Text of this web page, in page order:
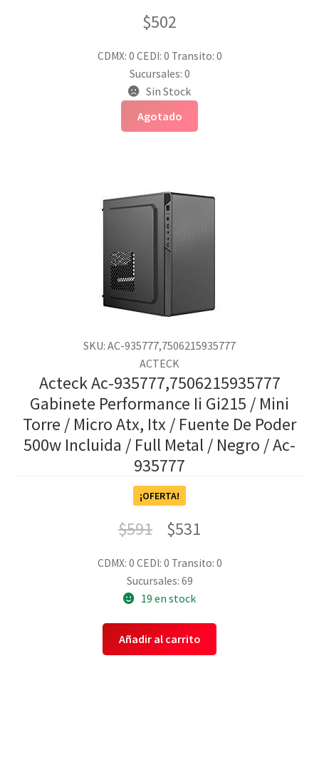
$502
CDMX: 0 CEDI: 0 Transito: 0
Sucursales: 0
Sin Stock
Agotado
SKU: AC-935777,7506215935777
ACTECK
Acteck Ac-935777,7506215935777
Gabinete Performance Ii Gi215 / Mini
Torre / Micro Atx, Itx / Fuente De Poder
500w Incluida / Full Metal / Negro / Ac-
935777
¡OFERTA!
$591 $531
CDMX: 0 CEDI: 0 Transito: 0
Sucursales: 69
19 en stock
Añadir al carrito